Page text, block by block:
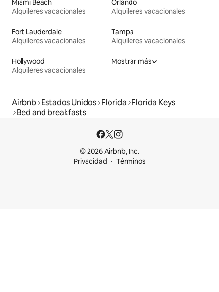
Miami Beach
Alquileres vacacionales
Orlando
Alquileres vacacionales
Fort Lauderdale
Alquileres vacacionales
Tampa
Alquileres vacacionales
Hollywood
Alquileres vacacionales
Mostrar más
Airbnb Estados Unidos Florida Florida Keys
Bed and breakfasts
© 2026 Airbnb, Inc.
Privacidad
Términos